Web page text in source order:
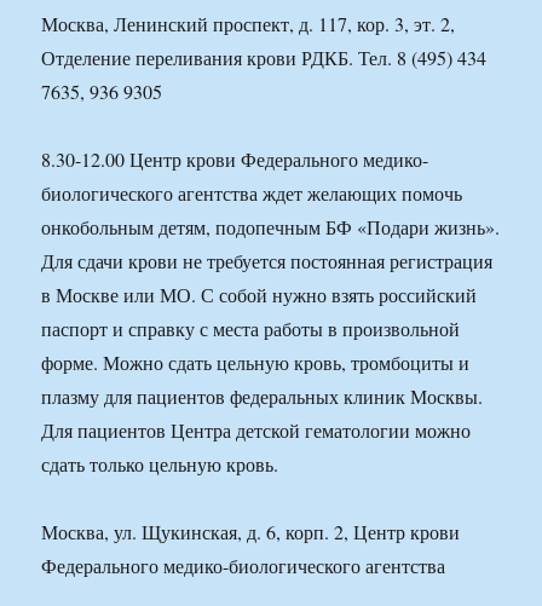
Москва, Ленинский проспект, д. 117, кор. 3, эт. 2,
Отделение переливания крови РДКБ. Тел. 8 (495) 434
7635, 936 9305
8.30-12.00 Центр крови Федерального медико-
биологического агентства ждет желающих помочь
онкобольным детям, подопечным БФ «Подари жизнь».
Для сдачи крови не требуется постоянная регистрация
в Москве или МО. С собой нужно взять российский
паспорт и справку с места работы в произвольной
форме. Можно сдать цельную кровь, тромбоциты и
плазму для пациентов федеральных клиник Москвы.
Для пациентов Центра детской гематологии можно
сдать только цельную кровь.
Москва, ул. Щукинская, д. 6, корп. 2, Центр крови
Федерального медико-биологического агентства